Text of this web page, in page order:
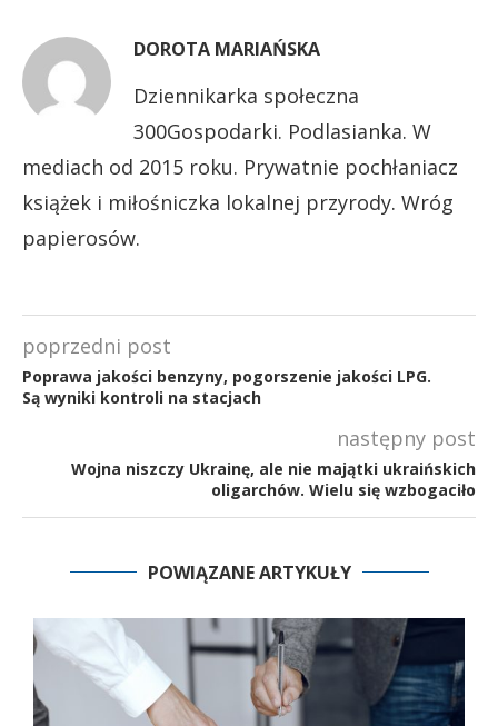
DOROTA MARIAŃSKA
Dziennikarka społeczna
300Gospodarki. Podlasianka. W
mediach od 2015 roku. Prywatnie pochłaniacz
książek i miłośniczka lokalnej przyrody. Wróg
papierosów.
poprzedni post
Poprawa jakości benzyny, pogorszenie jakości LPG.
Są wyniki kontroli na stacjach
następny post
Wojna niszczy Ukrainę, ale nie majątki ukraińskich
oligarchów. Wielu się wzbogaciło
POWIĄZANE ARTYKUŁY